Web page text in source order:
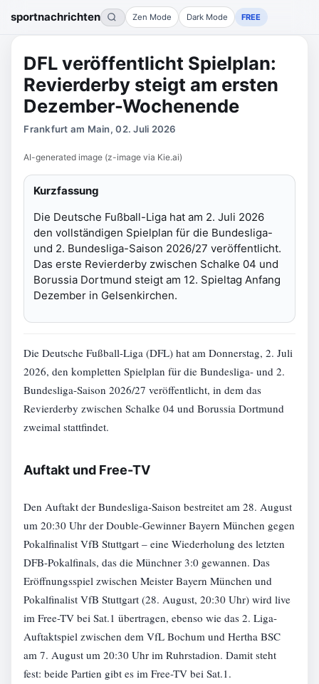
sportnachrichten Zen Mode Dark Mode FREE
DFL veröffentlicht Spielplan:
Revierderby steigt am ersten
Dezember-Wochenende
Frankfurt am Main, 02. Juli 2026
AI-generated image (z-image via Kie.ai)
Kurzfassung
Die Deutsche Fußball-Liga hat am 2. Juli 2026
den vollständigen Spielplan für die Bundesliga-
und 2. Bundesliga-Saison 2026/27 veröffentlicht.
Das erste Revierderby zwischen Schalke 04 und
Borussia Dortmund steigt am 12. Spieltag Anfang
Dezember in Gelsenkirchen.
Die Deutsche Fußball-Liga (DFL) hat am Donnerstag, 2. Juli
2026, den kompletten Spielplan für die Bundesliga- und 2.
Bundesliga-Saison 2026/27 veröffentlicht, in dem das
Revierderby zwischen Schalke 04 und Borussia Dortmund
zweimal stattfindet.
Auftakt und Free-TV
Den Auftakt der Bundesliga-Saison bestreitet am 28. August
um 20:30 Uhr der Double-Gewinner Bayern München gegen
Pokalfinalist VfB Stuttgart – eine Wiederholung des letzten
DFB-Pokalfinals, das die Münchner 3:0 gewannen. Das
Eröffnungsspiel zwischen Meister Bayern München und
Pokalfinalist VfB Stuttgart (28. August, 20:30 Uhr) wird live
im Free-TV bei Sat.1 übertragen, ebenso wie das 2. Liga-
Auftaktspiel zwischen dem VfL Bochum und Hertha BSC
am 7. August um 20:30 Uhr im Ruhrstadion. Damit steht
fest: beide Partien gibt es im Free-TV bei Sat.1.